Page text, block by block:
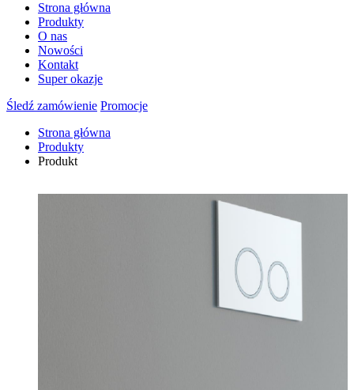
Strona główna
Produkty
O nas
Nowości
Kontakt
Super okazje
Śledź zamówienie Promocje
Strona główna
Produkty
Produkt